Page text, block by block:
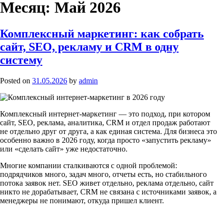
Месяц: Май 2026
Комплексный маркетинг: как собрать
сайт, SEO, рекламу и CRM в одну
систему
Posted on 31.05.2026 by admin
Комплексный интернет-маркетинг — это подход, при котором
сайт, SEO, реклама, аналитика, CRM и отдел продаж работают
не отдельно друг от друга, а как единая система. Для бизнеса это
особенно важно в 2026 году, когда просто «запустить рекламу»
или «сделать сайт» уже недостаточно.
Многие компании сталкиваются с одной проблемой:
подрядчиков много, задач много, отчеты есть, но стабильного
потока заявок нет. SEO живет отдельно, реклама отдельно, сайт
никто не дорабатывает, CRM не связана с источниками заявок, а
менеджеры не понимают, откуда пришел клиент.